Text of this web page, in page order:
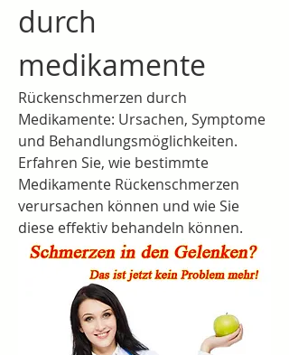
durch
medikamente
Rückenschmerzen durch
Medikamente: Ursachen, Symptome
und Behandlungsmöglichkeiten.
Erfahren Sie, wie bestimmte
Medikamente Rückenschmerzen
verursachen können und wie Sie
diese effektiv behandeln können.